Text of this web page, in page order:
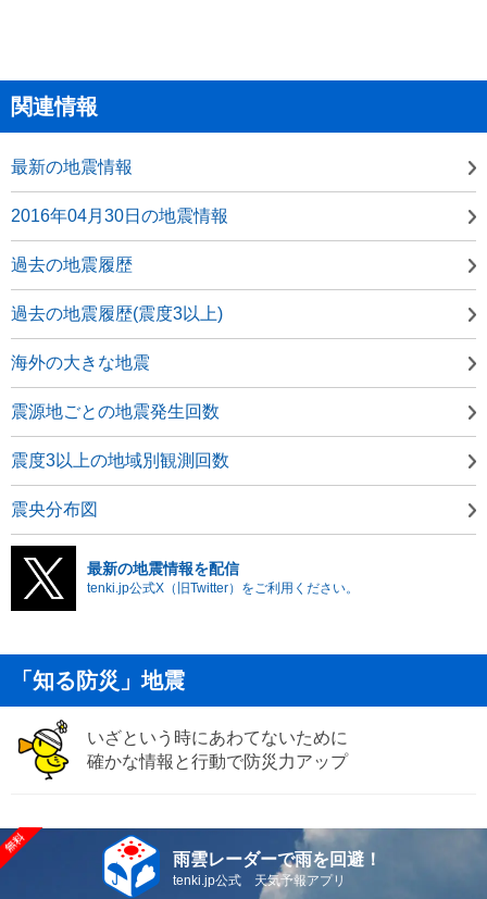
関連情報
最新の地震情報
2016年04月30日の地震情報
過去の地震履歴
過去の地震履歴(震度3以上)
海外の大きな地震
震源地ごとの地震発生回数
震度3以上の地域別観測回数
震央分布図
最新の地震情報を配信
tenki.jp公式X（旧Twitter）をご利用ください。
「知る防災」地震
いざという時にあわてないために
確かな情報と行動で防災力アップ
雨雲レーダーで雨を回避！
tenki.jp公式 天気予報アプリ